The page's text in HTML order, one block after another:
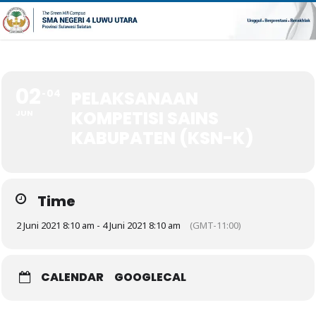
Time
2 Juni 2021 8:10 am - 4 Juni 2021 8:10 am (GMT-11:00)
CALENDAR GOOGLECAL